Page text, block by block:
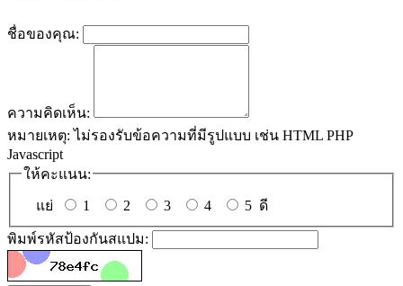
ชื่อของคุณ:
ความคิดเห็น:
หมายเหตุ: ไม่รองรับข้อความที่มีรูปแบบ เช่น HTML PHP
Javascript
ให้คะแนน:
แย่ 1 2 3 4 5 ดี
พิมพ์รหัสป้องกันสแปม: